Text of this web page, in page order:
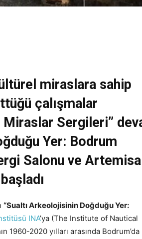
miraslara sahip
çalışmalar
Miraslar Sergileri”
Yer: Bodrum
Salonu ve Artemisa
“Sualtı Arkeolojisinin Doğduğu Yer:
INA’ya (The Institute of Nautical
2020 yılları arasında Bodrum’da